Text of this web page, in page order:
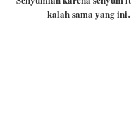
kalah sama yang